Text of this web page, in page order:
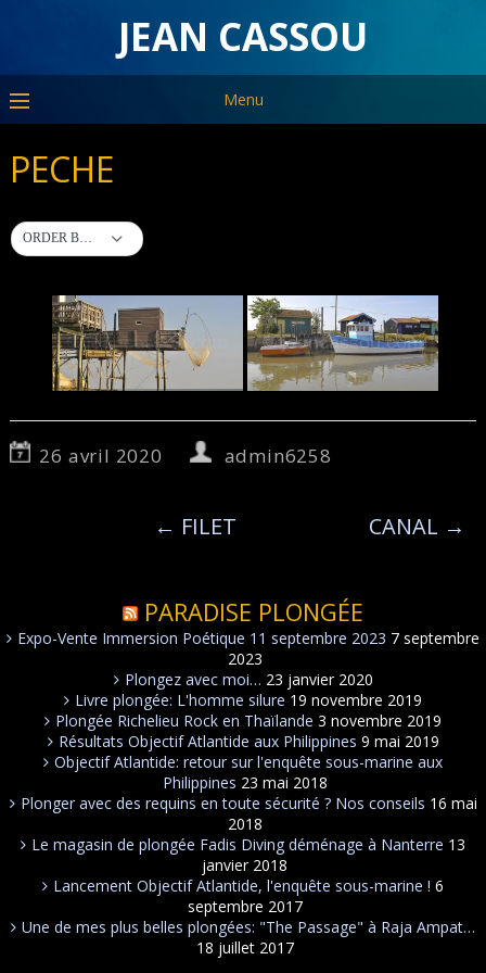
JEAN CASSOU
Menu
PECHE
ORDER BY DEFAULT
26 avril 2020 admin6258
← FILET CANAL →
PARADISE PLONGÉE
Expo-Vente Immersion Poétique 11 septembre 2023 7 septembre
2023
Plongez avec moi… 23 janvier 2020
Livre plongée: L'homme silure 19 novembre 2019
Plongée Richelieu Rock en Thaïlande 3 novembre 2019
Résultats Objectif Atlantide aux Philippines 9 mai 2019
Objectif Atlantide: retour sur l'enquête sous-marine aux
Philippines 23 mai 2018
Plonger avec des requins en toute sécurité ? Nos conseils 16 mai
2018
Le magasin de plongée Fadis Diving déménage à Nanterre 13
janvier 2018
Lancement Objectif Atlantide, l'enquête sous-marine ! 6
septembre 2017
Une de mes plus belles plongées: "The Passage" à Raja Ampat…
18 juillet 2017